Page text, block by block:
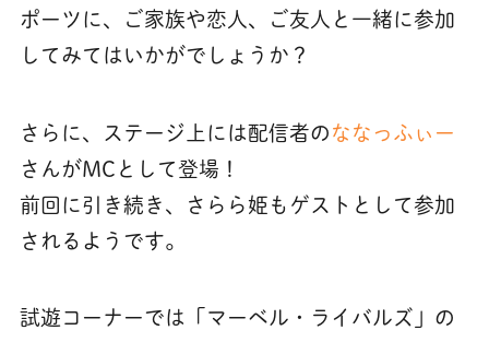
ポーツに、ご家族や恋人、ご友人と一緒に参加
してみてはいかがでしょうか？
さらに、 ステージ上には配信者の ななっふぃー
さんがMCとして登場！
前回に引き続き、さらら姫もゲストとして参加
されるようです。
試遊コーナーでは「マーベル・ライバルズ」の